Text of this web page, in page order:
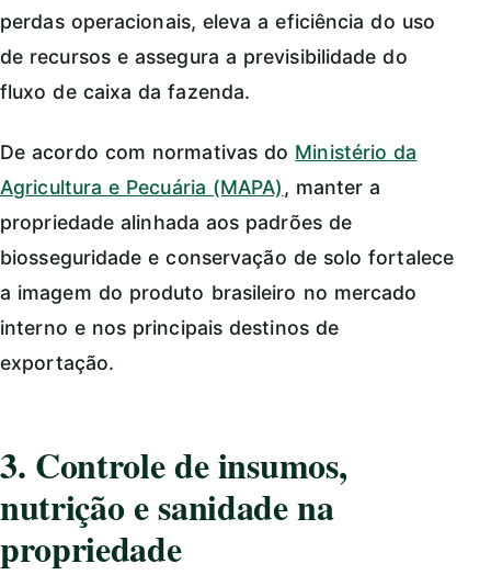
perdas operacionais, eleva a eficiência do uso
de recursos e assegura a previsibilidade do
fluxo de caixa da fazenda.
De acordo com normativas do Ministério da
Agricultura e Pecuária (MAPA), manter a
propriedade alinhada aos padrões de
biosseguridade e conservação de solo fortalece
a imagem do produto brasileiro no mercado
interno e nos principais destinos de
exportação.
3. Controle de insumos,
nutrição e sanidade na
propriedade